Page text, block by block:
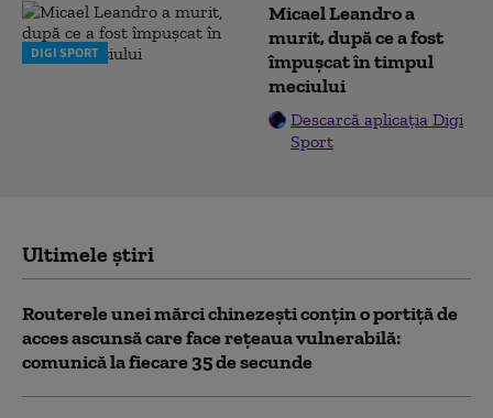
DIGI SPORT
Micael Leandro a
murit, după ce a fost
împușcat în timpul
meciului
Descarcă aplicația Digi
Sport
Ultimele știri
Routerele unei mărci chinezești conțin o portiță de
acces ascunsă care face rețeaua vulnerabilă:
comunică la fiecare 35 de secunde